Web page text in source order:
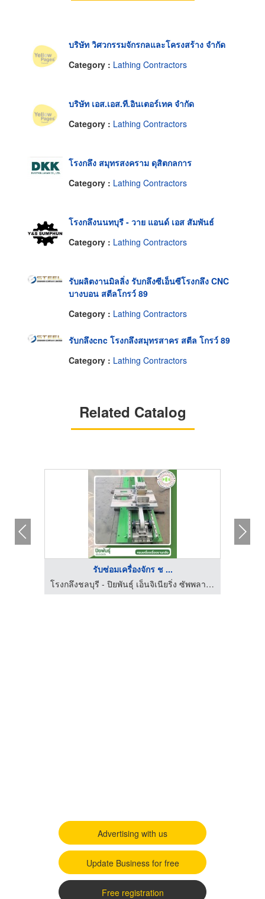
บริษัท วิศวกรรมจักรกลและโครงสร้าง จำกัด
Category : Lathing Contractors
บริษัท เอส.เอส.ที.อินเตอร์เทค จำกัด
Category : Lathing Contractors
โรงกลึง สมุทรสงคราม ดุสิตกลการ
Category : Lathing Contractors
โรงกลึงนนทบุรี - วาย แอนด์ เอส สัมพันธ์
Category : Lathing Contractors
รับผลิตงานมิลลิ่ง รับกลึงซีเอ็นซีโรงกลึง CNC
บางบอน สตีลโกรว์ 89
Category : Lathing Contractors
รับกลึงcnc โรงกลึงสมุทรสาคร สตีล โกรว์ 89
Category : Lathing Contractors
Related Catalog
รับซ่อมเครื่องจักร ช ...
โรงกลึงชลบุรี - ปิยพันธุ์ เอ็นจิเนียริ่ง ซัพพลาย เซอร์วิส
Advertising with us
Update Business for free
Free registration